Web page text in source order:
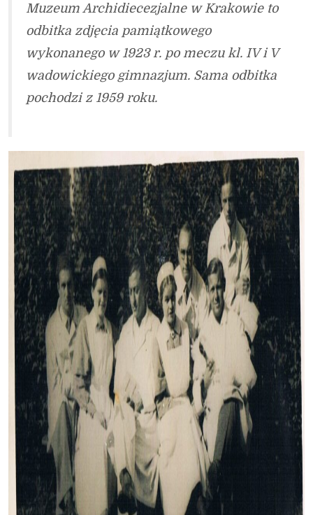
Muzeum Archidiecezjalne w Krakowie to
odbitka zdjęcia pamiątkowego
wykonanego w 1923 r. po meczu kl. IV i V
wadowickiego gimnazjum. Sama odbitka
pochodzi z 1959 roku.